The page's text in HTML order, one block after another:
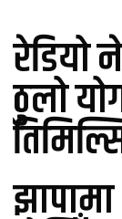
रेडियो
ठुलो